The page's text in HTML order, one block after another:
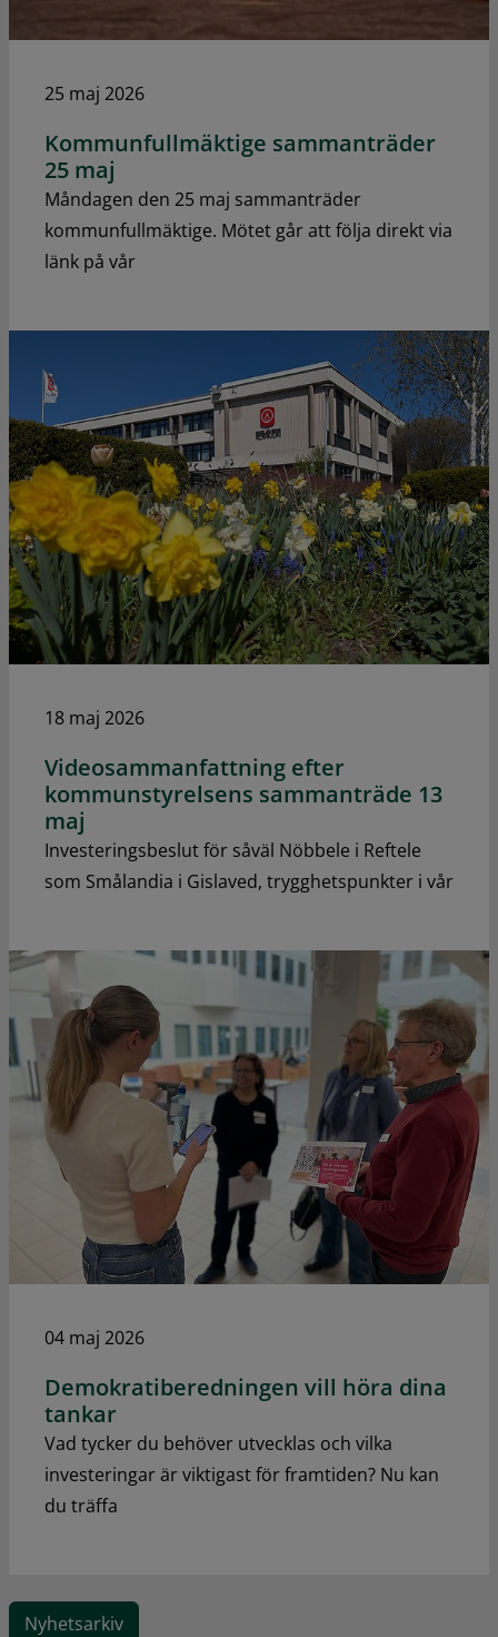
25 maj 2026
Kommunfullmäktige sammanträder
25 maj
Måndagen den 25 maj sammanträder
kommunfullmäktige. Mötet går att följa direkt via
länk på vår
18 maj 2026
Videosammanfattning efter
kommunstyrelsens sammanträde 13
maj
Investeringsbeslut för såväl Nöbbele i Reftele
som Smålandia i Gislaved, trygghetspunkter i vår
04 maj 2026
Demokratiberedningen vill höra dina
tankar
Vad tycker du behöver utvecklas och vilka
investeringar är viktigast för framtiden? Nu kan
du träffa
Nyhetsarkiv